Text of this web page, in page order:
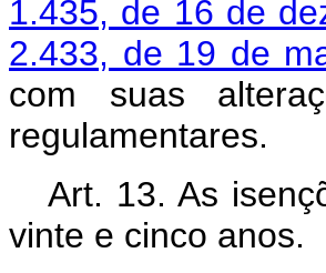
1.435, de 16 de
2.433, de 19 de
com suas
regulamentares.
Art. 13. As
vinte e cinco anos.